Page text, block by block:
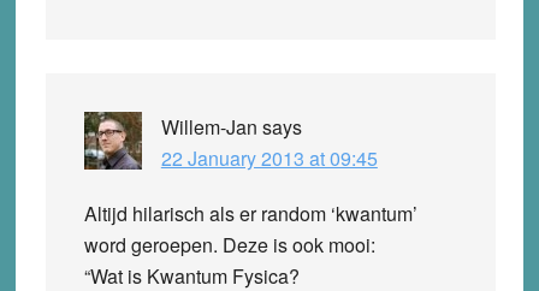
Willem-Jan says
22 January 2013 at 09:45
Altijd hilarisch als er random ‘kwantum’
word geroepen. Deze is ook mooi:
“Wat is Kwantum Fysica?